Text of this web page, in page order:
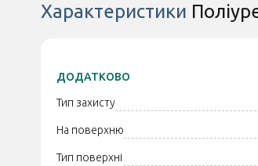
Характеристики
ДОДАТКОВО
Тип захисту
На поверхню
Тип поверхні